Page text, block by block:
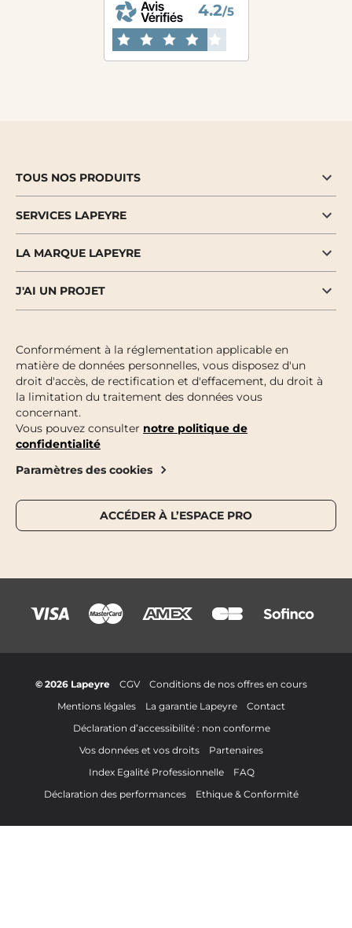
4.2/5
TOUS NOS PRODUITS
SERVICES LAPEYRE
LA MARQUE LAPEYRE
J'AI UN PROJET
Conformément à la réglementation applicable en
matière de données personnelles, vous disposez d'un
droit d'accès, de rectification et d'effacement, du droit à
la limitation du traitement des données vous
concernant.
Vous pouvez consulter notre politique de
confidentialité
Paramètres des cookies
ACCÉDER À L’ESPACE PRO
© 2026 Lapeyre CGV
Conditions de nos offres en cours
Mentions légales
La garantie Lapeyre
Contact
Déclaration d’accessibilité : non conforme
Vos données et vos droits
Partenaires
Index Egalité Professionnelle
FAQ
Déclaration des performances
Ethique & Conformité